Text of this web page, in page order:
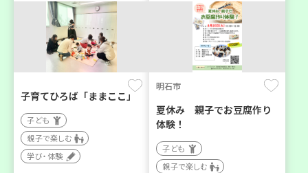
子育てひろば「ままここ」
子ども
親子で楽しむ
学び・体験
明石市
夏休み 親子でお豆腐作り
体験！
子ども
親子で楽しむ